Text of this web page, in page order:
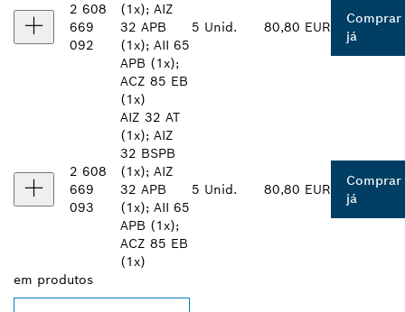
2 608
669
092
(1x); AIZ
32 APB
(1x); AII 65
APB (1x);
ACZ 85 EB
(1x)
5 Unid. 80,80 EUR
Comprar
já
2 608
669
093
AIZ 32 AT
(1x); AIZ
32 BSPB
(1x); AIZ
32 APB
(1x); AII 65
APB (1x);
ACZ 85 EB
(1x)
5 Unid. 80,80 EUR
Comprar
já
em produtos